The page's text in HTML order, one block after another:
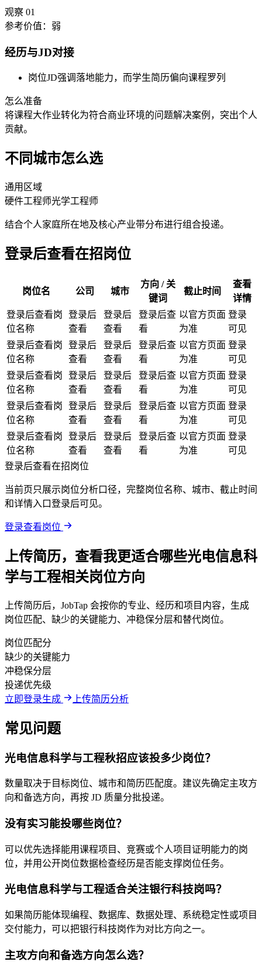
观察 01
参考价值： 弱
经历与JD对接
岗位JD强调落地能力，而学生简历偏向课程罗列
怎么准备
将课程大作业转化为符合商业环境的问题解决案例，突出个人
贡献。
不同城市怎么选
通用区域
硬件工程师光学工程师
结合个人家庭所在地及核心产业带分布进行组合投递。
登录后查看在招岗位
岗位名 公司 城市
方向 / 关
键词
截止时间
查看
详情
登录后查看岗
位名称
登录后
查看
登录后
查看
登录后查
看
以官方页面
为准
登录
可见
登录后查看岗
位名称
登录后
查看
登录后
查看
登录后查
看
以官方页面
为准
登录
可见
登录后查看岗
位名称
登录后
查看
登录后
查看
登录后查
看
以官方页面
为准
登录
可见
登录后查看岗
位名称
登录后
查看
登录后
查看
登录后查
看
以官方页面
为准
登录
可见
登录后查看岗
位名称
登录后
查看
登录后
查看
登录后查
看
以官方页面
为准
登录
可见
登录后查看在招岗位
当前页只展示岗位分析口径，完整岗位名称、城市、截止时间
和详情入口登录后可见。
登录查看岗位
上传简历，查看我更适合哪些光电信息科
学与工程相关岗位方向
上传简历后，JobTap 会按你的专业、经历和项目内容，生成
岗位匹配、缺少的关键能力、冲稳保分层和替代岗位。
岗位匹配分
缺少的关键能力
冲稳保分层
投递优先级
立即登录生成
上传简历分析
常见问题
光电信息科学与工程秋招应该投多少岗位？
数量取决于目标岗位、城市和简历匹配度。建议先确定主攻方
向和备选方向，再按 JD 质量分批投递。
没有实习能投哪些岗位？
可以优先选择能用课程项目、竞赛或个人项目证明能力的岗
位，并用公开岗位数据检查经历是否能支撑岗位任务。
光电信息科学与工程适合关注银行科技岗吗？
如果简历能体现编程、数据库、数据处理、系统稳定性或项目
交付能力，可以把银行科技岗作为对比方向之一。
主攻方向和备选方向怎么选？